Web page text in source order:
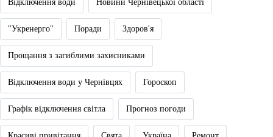
Відключення води Новини Чернівецької області
"Укренерго" Поради Здоров'я
Прощання з загиблими захисниками
Відключення води у Чернівцях Гороскоп
Графік відключення світла Прогноз погоди